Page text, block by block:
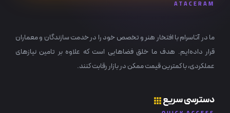
ATACERAM
ما در آتاسرام با افتخار هنر و تخصص خود را در خدمت سازندگان و معماران
قرار داده‌ایم. هدف ما خلق فضاهایی است که علاوه بر تامین نیازهای
عملکردی، با کمترین قیمت ممکن در بازار رقابت کنند.
دسترسی سریع